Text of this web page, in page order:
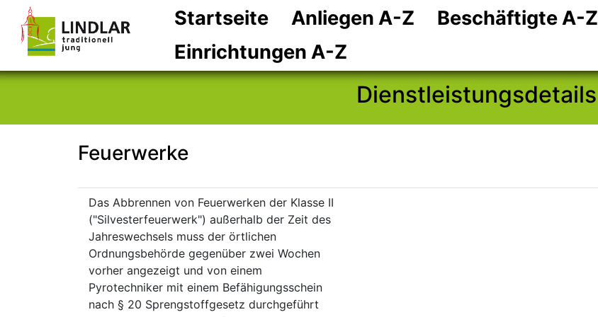
Zum Header
Zum Hauptinhalt
Zum Footer
Startseite Anliegen A-Z
Beschäftigte A-Z
Einrichtungen A-Z
Dienstleistungsdetails
Feuerwerke
Kurzbeschreibung
Beschreibung
Das Abbrennen von Feuerwerken der Klasse II
("Silvesterfeuerwerk") außerhalb der Zeit des
Jahreswechsels muss der örtlichen
Ordnungsbehörde gegenüber zwei Wochen
vorher angezeigt und von einem
Pyrotechniker mit einem Befähigungsschein
nach § 20 Sprengstoffgesetz durchgeführt